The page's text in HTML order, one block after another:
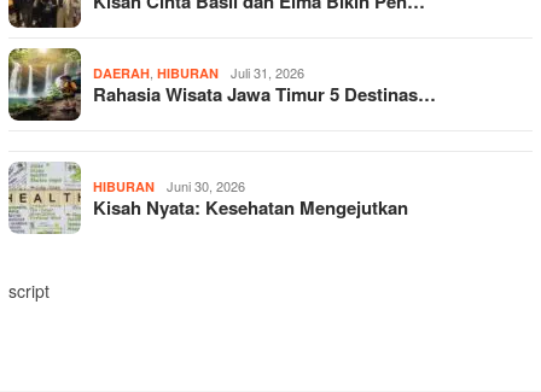
DAERAH HIBURAN Juli 31, 2026
Rahasia Wisata Jawa Timur 5 Destinas…
HIBURAN Juni 30, 2026
Kisah Nyata: Kesehatan Mengejutkan
script